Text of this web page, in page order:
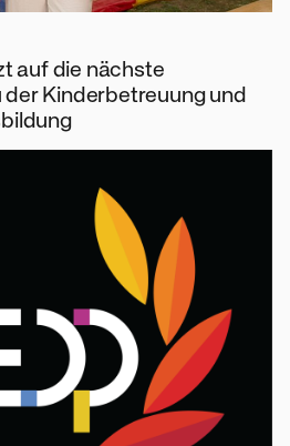
auf die nächste
Kinderbetreuung und